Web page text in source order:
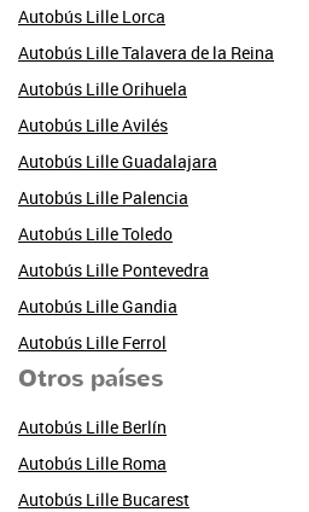
Autobús Lille Lorca
Autobús Lille Talavera de la Reina
Autobús Lille Orihuela
Autobús Lille Avilés
Autobús Lille Guadalajara
Autobús Lille Palencia
Autobús Lille Toledo
Autobús Lille Pontevedra
Autobús Lille Gandia
Autobús Lille Ferrol
Otros países
Autobús Lille Berlín
Autobús Lille Roma
Autobús Lille Bucarest